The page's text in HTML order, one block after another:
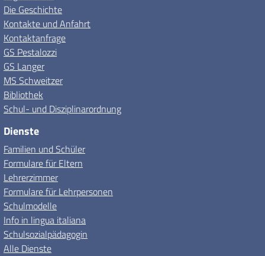
Die Geschichte
Kontakte und Anfahrt
Kontaktanfrage
GS Pestalozzi
GS Langer
MS Schweitzer
Bibliothek
Schul- und Disziplinarordnung
Dienste
Familien und Schüler
Formulare für Eltern
Lehrerzimmer
Formulare für Lehrpersonen
Schulmodelle
Info in lingua italiana
Schulsozialpädagogin
Alle Dienste